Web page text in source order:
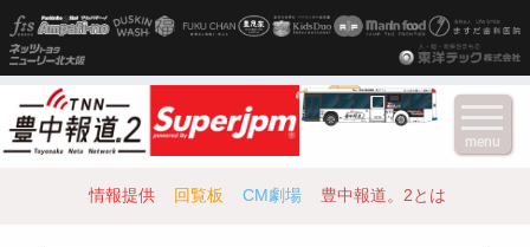
情報提供 回覧板 CM劇場 豊中報道。2とは
menu